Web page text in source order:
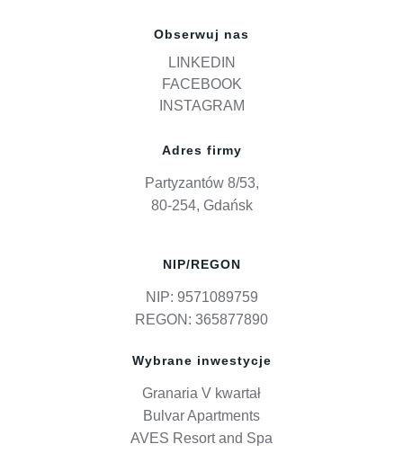
Obserwuj nas
LINKEDIN
FACEBOOK
INSTAGRAM
Adres firmy
Partyzantów 8/53,
80-254, Gdańsk
NIP/REGON
NIP: 9571089759
REGON: 365877890
Wybrane inwestycje
Granaria V kwartał
Bulvar Apartments
AVES Resort and Spa